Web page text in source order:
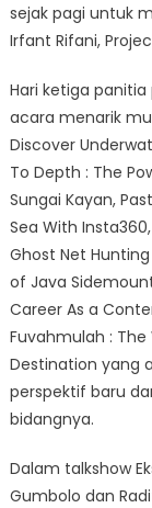
sejak pagi untuk
Irfant Rifani,
Hari ketiga
acara menarik
Discover
To Depth : The
Sungai Kayan,
Sea With
Ghost Net
of Java
Career As a
Fuvahmulah : The
Destination yang
perspektif baru
bidangnya.
Dalam talkshow
Gumbolo dan